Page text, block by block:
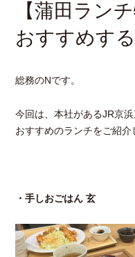
【蒲田ラン
おすすめす
総務のNです。
今回は、本社があるJR京
おすすめのランチをご紹介
・手しおごはん 玄